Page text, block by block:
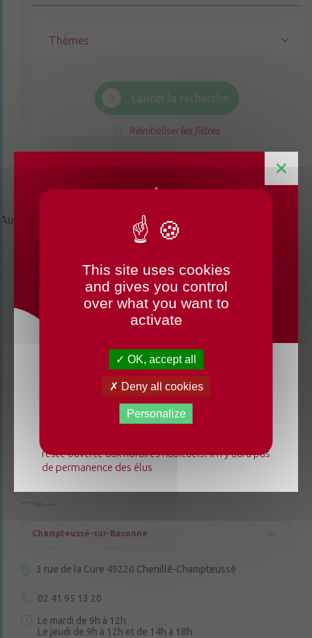
Lancer la recherche
Réinitialiser les filtres
Aucune actualité trouvée
Champteussé-sur-Baconne
3 rue de la Cure 49220 Chenillé-Champteussé
02 41 95 13 20
Le mardi de 9h à 12h
Le jeudi de 9h à 12h et de 14h à 18h
CHANGEMENTS HORAIRES
OUVERTURE MAIRIE
Du lundi 3 août au dimanche 23 août 2026, la
mairie déléguée de Chenillé-Changé adapte ses
horaires ⚠ Elle sera fermée les jeudis, ouverte les
lundis 3, 10 et 17 août de 9h à 12h. L'accueil de la
reste ouverte aux horaires habituels. Il n'y aura pas
de permanence des élus
This site uses cookies
and gives you control
over what you want to
activate
OK, accept all
Deny all cookies
Personalize